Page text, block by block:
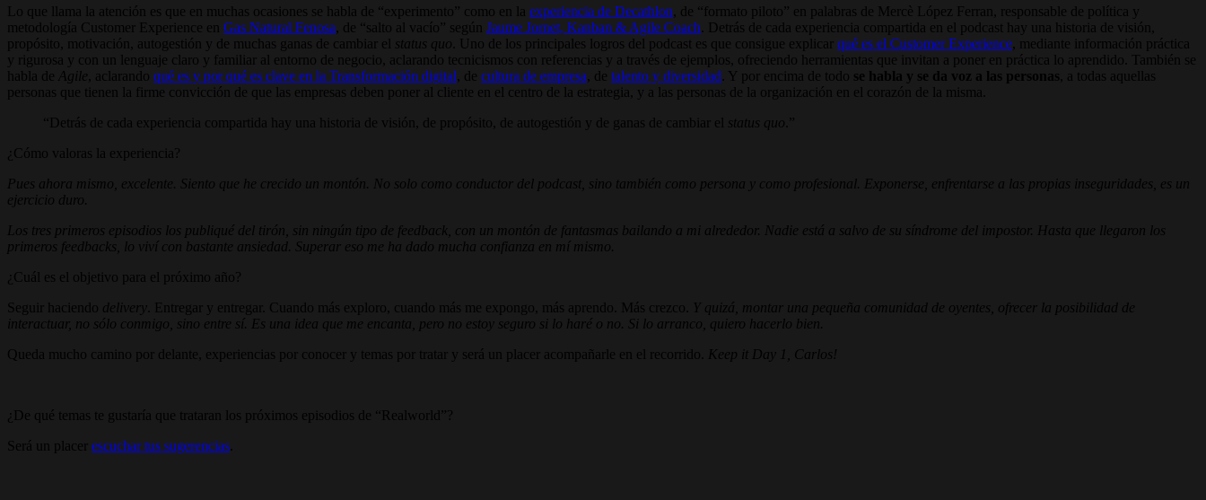
Lo que llama la atención es que en muchas ocasiones se habla de “experimento” como en la experiencia de Decathlon , de “formato piloto” en palabras de Mercè López Ferran, responsable de política y
metodología Customer Experience en Gas Natural Fenosa , de “salto al vacío” según Jaume Jornet, Kanban & Agile Coach . Detrás de cada experiencia compartida en el podcast hay una historia de visión,
propósito, motivación, autogestión y de muchas ganas de cambiar el
status quo . Uno de los principales logros del podcast es que consigue explicar qué es el Customer Experience , mediante información práctica
y rigurosa y con un lenguaje claro y familiar al entorno de negocio, aclarando tecnicismos con referencias y a través de ejemplos, ofreciendo herramientas que invitan a poner en práctica lo aprendido. También se
habla de
Agile , aclarando qué es y por qué es clave en la Transformación digital , de cultura de empresa , de talento y diversidad . Y por encima de todo se habla y se da voz a las personas , a todas aquellas
personas que tienen la firme convicción de que las empresas deben poner al cliente en el centro de la estrategia, y a las personas de la organización en el corazón de la misma.
Detrás de cada experiencia compartida hay una historia de visión, de propósito, de autogestión y de ganas de cambiar el
status quo
¿Cómo valoras la experiencia?
Pues ahora mismo, excelente. Siento que he crecido un montón. No solo como conductor del podcast, sino también como persona y como profesional. Exponerse, enfrentarse a las propias inseguridades, es un
ejercicio duro.
Los tres primeros episodios los publiqué del tirón, sin ningún tipo de feedback, con un montón de fantasmas bailando a mi alrededor. Nadie está a salvo de su síndrome del impostor. Hasta que llegaron los
primeros feedbacks, lo viví con bastante ansiedad. Superar eso me ha dado mucha confianza en mí mismo.
¿Cuál es el objetivo para el próximo año?
Seguir haciendo delivery . Entregar y entregar. Cuando más exploro, cuando más me expongo, más aprendo. Más crezco.
Y quizá, montar una pequeña comunidad de oyentes, ofrecer la posibilidad de
interactuar, no sólo conmigo, sino entre sí. Es una idea que me encanta, pero no estoy seguro si lo haré o no. Si lo arranco, quiero hacerlo bien.
Queda mucho camino por delante, experiencias por conocer y temas por tratar y será un placer acompañarle en el recorrido.
Keep it Day 1, Carlos!
¿De qué temas te gustaría que trataran los próximos episodios de “Realworld”?
Será un placer escuchar tus sugerencias